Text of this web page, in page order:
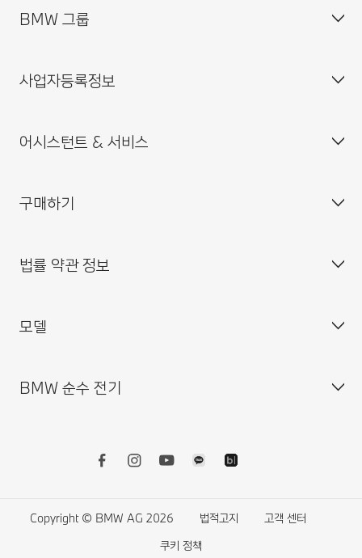
고객 센터
BMW 공식 딜러 위치
BMW 그룹
기업소개
BMW 드라이빙 센터
BMW 코리아 미래재단
BMW 파이낸셜 서비스
사업자등록정보
사업자등록번호 : 211-86-08983
대표이사 : 한상윤
대표전화 : 080-700-8000
사업자등록정보확인
어시스턴트 & 서비스
BMW 드라이버 가이드
My BMW 앱
구매하기
내 차량 만들기
BMW 공식 인증 중고차 찾기
BMW 월 납입금 계산기
법률 약관 정보
개인(위치)정보 처리방침
영상정보처리기기 운영·관리 방침
BMW 워런티 플러스 이용약관
모델
BMW X 시리즈
BMW 순수 전기
Copyright © BMW AG 2026 법적고지
고객 센터
쿠키 정책